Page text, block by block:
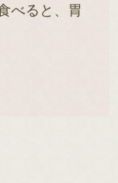
べると、胃